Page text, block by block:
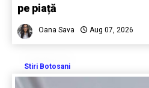
pe piață
Oana Sava Aug 07, 2026
Stiri Botosani